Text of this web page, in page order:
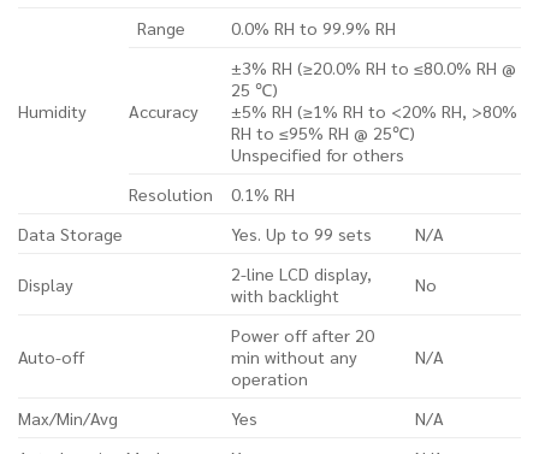
Humidity
Range 0.0% RH to 99.9% RH
Accuracy
±3% RH (≥20.0% RH to ≤80.0% RH @
25 ℃)
±5% RH (≥1% RH to <20% RH, >80%
RH to ≤95% RH @ 25℃)
Unspecified for others
Resolution
0.1% RH
Data Storage
Yes. Up to 99 sets N/A
Display
2-line LCD display,
with backlight
No
Auto-off
Power off after 20
min without any
operation
N/A
Max/Min/Avg Yes
N/A